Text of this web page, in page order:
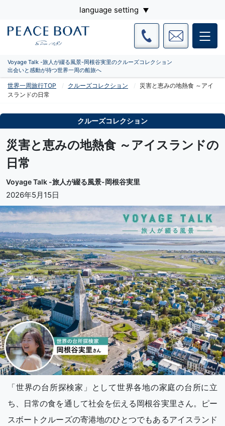
language setting
Voyage Talk -旅人が綴る風景-岡根谷実里のクルーズコレクション
出会いと感動が待つ世界一周の船旅へ
世界一周旅行TOP クルーズコレクション
災害と恵みの地熱食 ～アイ
スランドの日常
クルーズコレクション
災害と恵みの地熱食 ～アイスランドの
日常
Voyage Talk -旅人が綴る風景-岡根谷実里
2026年5月15日
「世界の台所探検家」として世界各地の家庭の台所に立
ち、日常の食を通して社会を伝える岡根谷実里さん。ピー
スボートクルーズの寄港地のひとつでもあるアイスランド